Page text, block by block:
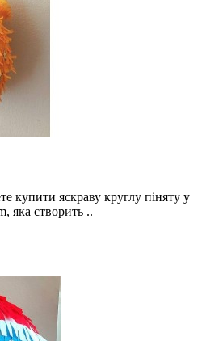
купити яскраву круглу піняту у
яка створить ..